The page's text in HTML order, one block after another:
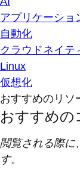
アプリケーショ
自動化
クラウドネイテ
Linux
仮想化
おすすめのリソ
おすすめの
閲覧される際に
す。